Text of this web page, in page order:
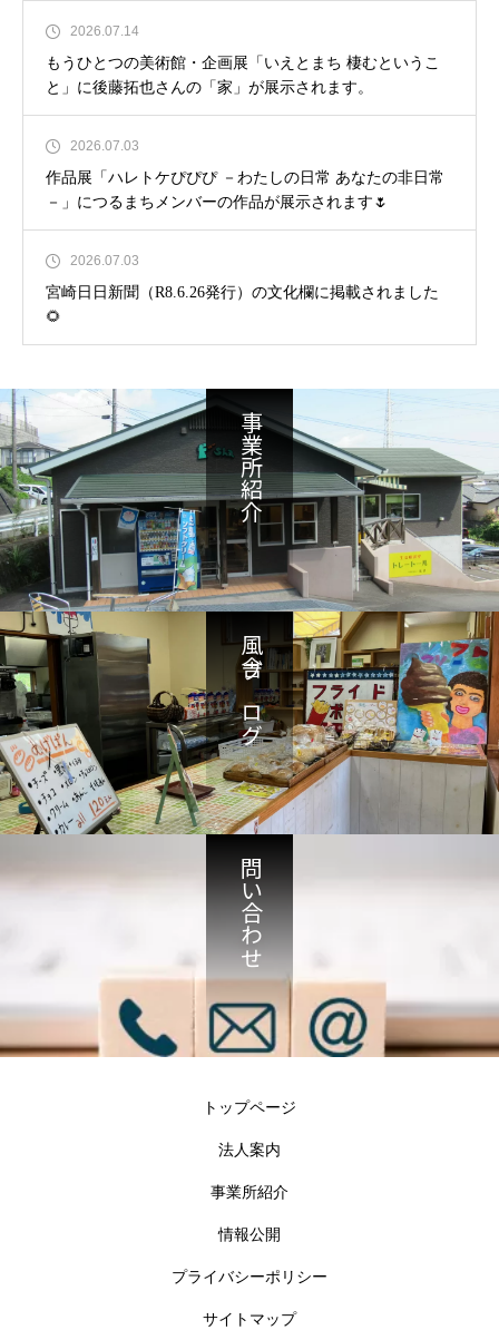
2026.07.14
もうひとつの美術館・企画展「いえとまち 棲むというこ
と」に後藤拓也さんの「家」が展示されます。
2026.07.03
作品展「ハレトケぴぴぴ －わたしの日常 あなたの非日常
－」につるまちメンバーの作品が展示されます🌷
2026.07.03
宮崎日日新聞（R8.6.26発行）の文化欄に掲載されました
🌻
事業所紹介
風舎ブログ
問い合わせ
トップページ
法人案内
事業所紹介
情報公開
プライバシーポリシー
サイトマップ